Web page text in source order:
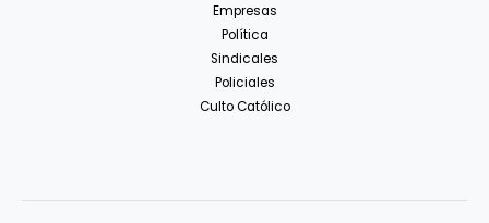
Empresas
Política
Sindicales
Policiales
Culto Católico